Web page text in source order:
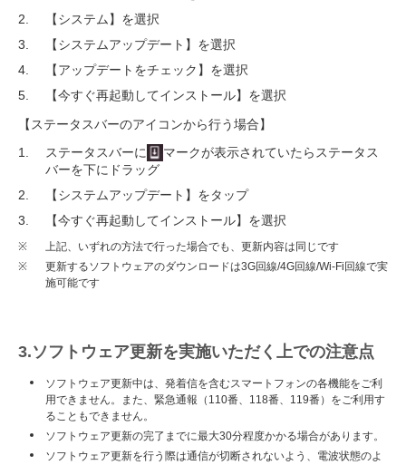
【システム】を選択
【システムアップデート】を選択
【アップデートをチェック】を選択
【今すぐ再起動してインストール】を選択
【ステータスバーのアイコンから行う場合】
ステータスバーに
マークが表示されていたらステータス
バーを下にドラッグ
【システムアップデート】をタップ
【今すぐ再起動してインストール】を選択
※
上記、いずれの方法で行った場合でも、更新内容は同じです
※
更新するソフトウェアのダウンロードは3G回線/4G回線/Wi-Fi回線で実
施可能です
3.ソフトウェア更新を実施いただく上での注意点
ソフトウェア更新中は、発着信を含むスマートフォンの各機能をご利
用できません。また、緊急通報（110番、118番、119番）をご利用す
ることもできません。
ソフトウェア更新の完了までに最大30分程度かかる場合があります。
ソフトウェア更新を行う際は通信が切断されないよう、電波状態のよ